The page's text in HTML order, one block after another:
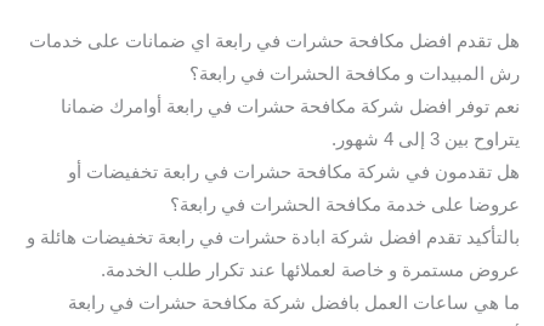
هل تقدم افضل مكافحة حشرات في رابعة اي ضمانات على خدمات
رش المبيدات و مكافحة الحشرات في رابعة؟
نعم توفر افضل شركة مكافحة حشرات في رابعة أوامرك ضمانا
يتراوح بين 3 إلى 4 شهور.
هل تقدمون في شركة مكافحة حشرات في رابعة تخفيضات أو
عروضا على خدمة مكافحة الحشرات في رابعة؟
بالتأكيد تقدم افضل شركة ابادة حشرات في رابعة تخفيضات هائلة و
عروض مستمرة و خاصة لعملائها عند تكرار طلب الخدمة.
ما هي ساعات العمل بافضل شركة مكافحة حشرات في رابعة